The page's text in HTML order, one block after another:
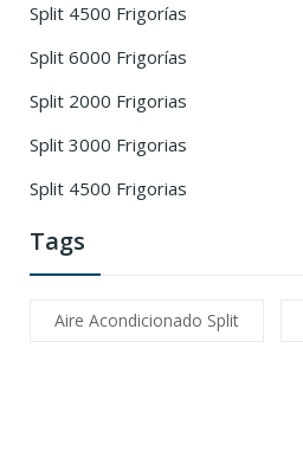
Split 4500 Frigorías
Split 6000 Frigorías
Split 2000 Frigorias
Split 3000 Frigorias
Split 4500 Frigorias
Tags
Aire Acondicionado Split